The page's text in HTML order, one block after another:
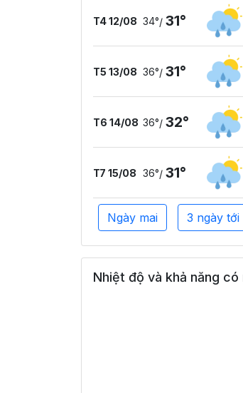
T4 12/08 34°/ 31°
T5 13/08 36°/ 31°
T6 14/08 36°/ 32°
T7 15/08 36°/ 31°
Ngày mai 3 ngày tới
Nhiệt độ và khả năng